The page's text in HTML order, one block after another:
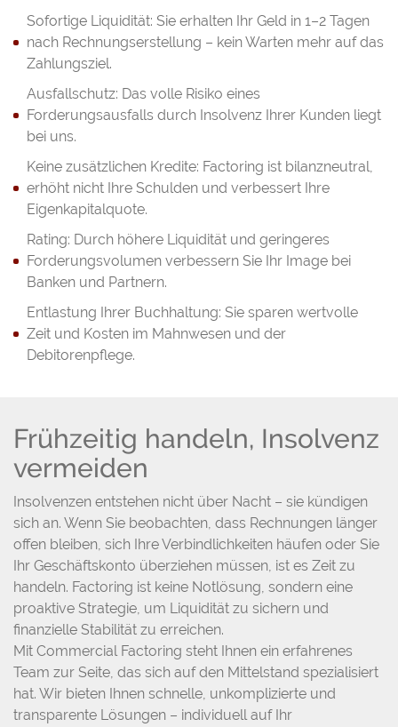
Jetzt unverbindlich Kontakt aufnehmen!
Sofortige Liquidität: Sie erhalten Ihr Geld in 1–2 Tagen
nach Rechnungserstellung – kein Warten mehr auf das
Zahlungsziel.
Ausfallschutz: Das volle Risiko eines
Forderungsausfalls durch Insolvenz Ihrer Kunden liegt
bei uns.
Keine zusätzlichen Kredite: Factoring ist bilanzneutral,
erhöht nicht Ihre Schulden und verbessert Ihre
Eigenkapitalquote.
Rating: Durch höhere Liquidität und geringeres
Forderungsvolumen verbessern Sie Ihr Image bei
Banken und Partnern.
Entlastung Ihrer Buchhaltung: Sie sparen wertvolle
Zeit und Kosten im Mahnwesen und der
Debitorenpflege.
Frühzeitig handeln, Insolvenz
vermeiden
Insolvenzen entstehen nicht über Nacht – sie kündigen
sich an. Wenn Sie beobachten, dass Rechnungen länger
offen bleiben, sich Ihre Verbindlichkeiten häufen oder Sie
Ihr Geschäftskonto überziehen müssen, ist es Zeit zu
handeln. Factoring ist keine Notlösung, sondern eine
proaktive Strategie, um Liquidität zu sichern und
finanzielle Stabilität zu erreichen.
Mit Commercial Factoring steht Ihnen ein erfahrenes
Team zur Seite, das sich auf den Mittelstand spezialisiert
hat. Wir bieten Ihnen schnelle, unkomplizierte und
transparente Lösungen – individuell auf Ihr